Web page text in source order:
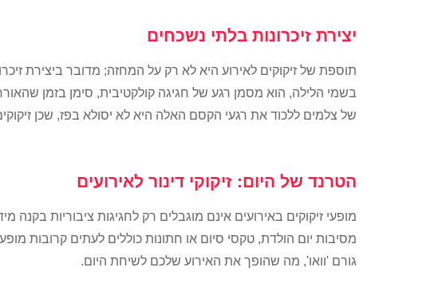
יצירת זיכרונות בלתי נשכחים
תוספת של זיקוקים לאירוע היא לא רק על המחזה; מדובר ביצירת
בשמי הלילה, הוא מסמן רגע של חגיגה קולקטיבית, סימן בזמן
של צלמים ללכוד את רגעי הקסם האלה היא לא יסולא בפז, שכן
הטרנד של היום: זיקוקי דינור לאירועים
מופעי זיקוקים באירועים אינם מוגבלים רק לחגיגות ציבוריות בקנה
מסיבות יום הולדת, טקסי סיום או חתונות כוללים לעתים קרובות
גורם 'וואו', מה שהופך את האירוע שלכם לשיחת היום.